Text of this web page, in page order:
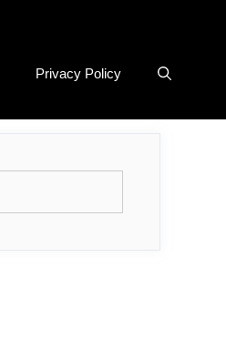
Privacy Policy